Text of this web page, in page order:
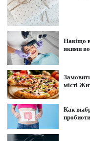
Навіщо
якими
місті
Как